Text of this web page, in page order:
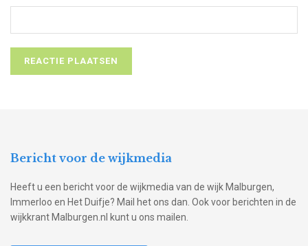
Bericht voor de wijkmedia
Heeft u een bericht voor de wijkmedia van de wijk Malburgen,
Immerloo en Het Duifje? Mail het ons dan. Ook voor berichten in de
wijkkrant Malburgen.nl kunt u ons mailen.